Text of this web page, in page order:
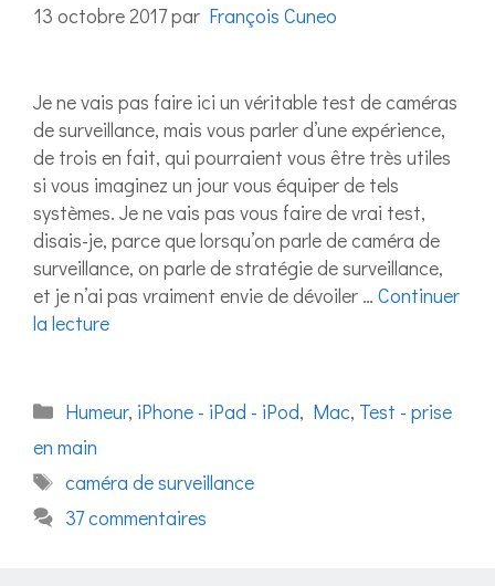
13 octobre 2017par François Cuneo
Je ne vais pas faire ici un véritable test de caméras
de surveillance, mais vous parler d’une expérience,
de trois en fait, qui pourraient vous être très utiles
si vous imaginez un jour vous équiper de tels
systèmes. Je ne vais pas vous faire de vrai test,
disais-je, parce que lorsqu’on parle de caméra de
surveillance, on parle de stratégie de surveillance,
et je n’ai pas vraiment envie de dévoiler … Continuer
la lecture
Catégories
Humeur, iPhone - iPad - iPod, Mac, Test - prise
en main
Étiquettes
caméra de surveillance
37 commentaires